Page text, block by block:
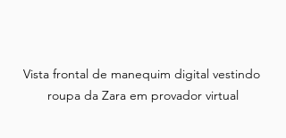
Vista frontal de manequim digital vestindo
roupa da Zara em provador virtual